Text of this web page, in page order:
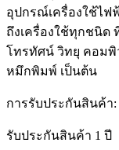
อุปกรณ์เครื่องใช้ไฟ
ถึงเครื่องใช้ทุกชนิด
โทรทัศน์ วิทยุ คอมพิ
หมึกพิมพ์ เป็นต้น
การรับประกันสินค้า:
รับประกันสินค้า 1 ปี